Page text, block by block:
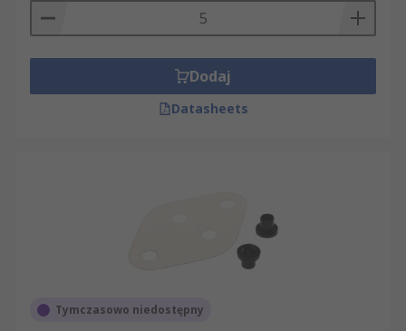
Dodaj
Datasheets
Tymczasowo niedostępny